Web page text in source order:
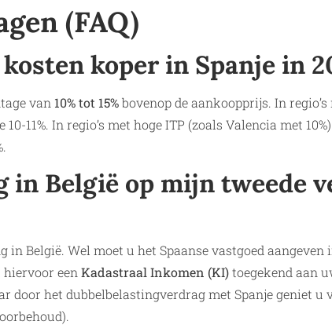
(FAQ)
koper in Spanje in
van 10% tot 15%bovenop de aankoopprijs. In
11%. In regio’s met hoge ITP (zoals Valencia met
in België op mijn tweede
in België. Wel moet u het Spaanse vastgoed aangeven
een Kadastraal Inkomen (KI)toegekend aan
door het dubbelbelastingverdrag met Spanje geniet u